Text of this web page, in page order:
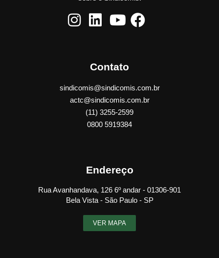
Contato
sindicomis@sindicomis.com.br
actc@sindicomis.com.br
(11) 3255-2599
0800 5919384
Endereço
Rua Avanhandava, 126 6º andar - 01306-901
Bela Vista - São Paulo - SP
VER MAPA